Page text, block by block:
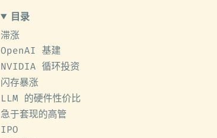
目录
滞涨
OpenAI 基建
NVIDIA 循环投资
闪存暴涨
LLM 的硬件性价比
急于套现的高管
IPO